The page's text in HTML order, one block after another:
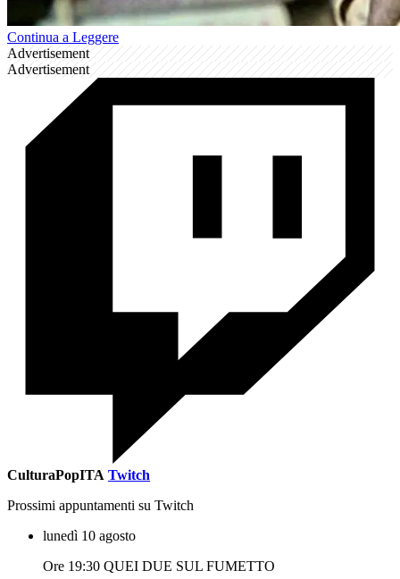
Continua a Leggere
Advertisement
Advertisement
CulturaPopITA Twitch
Prossimi appuntamenti su Twitch
lunedì 10 agosto
Ore 19:30 QUEI DUE SUL FUMETTO